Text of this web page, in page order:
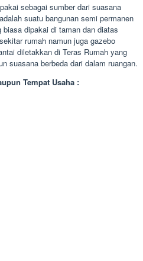
sebagai sumber dari suasana
suatu bangunan semi permanen
dipakai di taman dan diatas
rumah namun juga gazebo
diletakkan di Teras Rumah yang
suasana berbeda dari dalam ruangan.
Tempat Usaha :